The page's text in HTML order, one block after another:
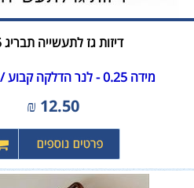
דיזות גז לתעשייה תבריג M5
מידה 0.25 - לנר הדלקה קבוע / ראש גזיה
12.50
₪